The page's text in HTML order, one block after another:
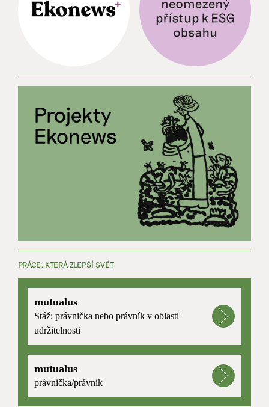
PRÁCE, KTERÁ ZLEPŠÍ SVĚT
mutualus
Stáž: právnička nebo právník v oblasti
udržitelnosti
mutualus
právnička/právník